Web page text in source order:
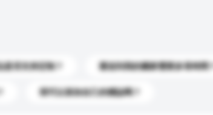
否支持定制？ 運送到我的國家需要多長時間？
我可以添加自己的標誌嗎？